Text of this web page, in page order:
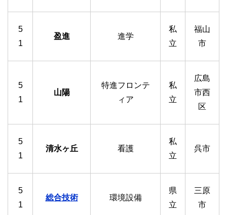
5
1
盈進 進学
私
立
福山
市
5
1
山陽
特進フロンテ
ィア
私
立
広島
市西
区
5
1
清水ヶ丘 看護
私
立
呉市
5
1
総合技術 環境設備
県
立
三原
市